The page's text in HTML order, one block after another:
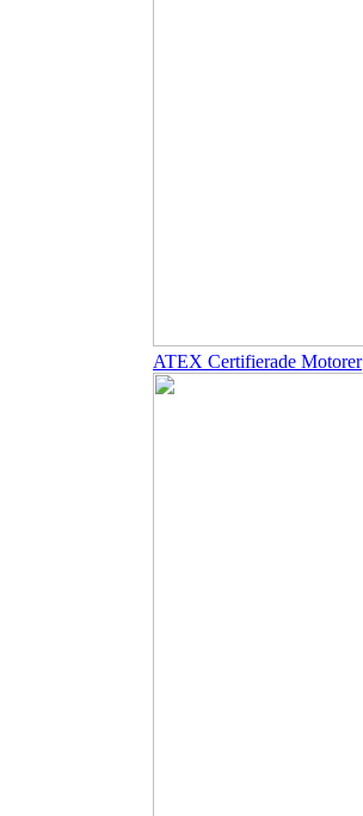
ATEX Certifierade Motorer